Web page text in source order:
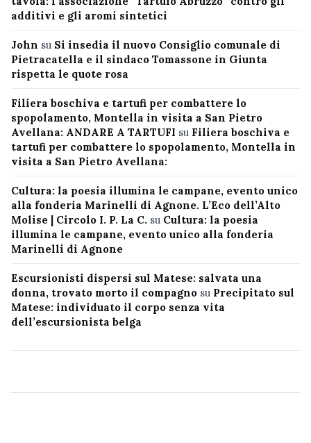
additivi e gli aromi sintetici
John su Si insedia il nuovo Consiglio comunale di
Pietracatella e il sindaco Tomassone in Giunta
rispetta le quote rosa
Filiera boschiva e tartufi per combattere lo
spopolamento, Montella in visita a San Pietro
Avellana: ANDARE A TARTUFI su Filiera boschiva e
tartufi per combattere lo spopolamento, Montella in
visita a San Pietro Avellana:
Cultura: la poesia illumina le campane, evento unico
alla fonderia Marinelli di Agnone. L’Eco dell’Alto
Molise | Circolo I. P. La C. su Cultura: la poesia
illumina le campane, evento unico alla fonderia
Marinelli di Agnone
Escursionisti dispersi sul Matese: salvata una
donna, trovato morto il compagno su Precipitato sul
Matese: individuato il corpo senza vita
dell’escursionista belga